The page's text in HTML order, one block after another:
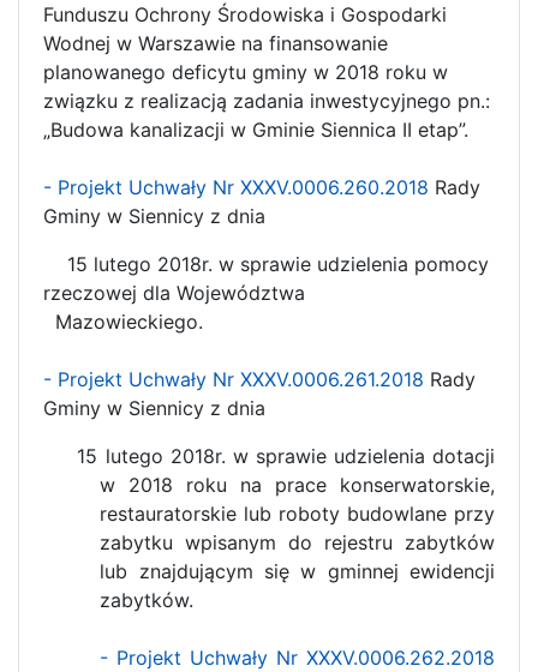
Funduszu Ochrony Środowiska i Gospodarki
Wodnej w Warszawie na finansowanie
planowanego deficytu gminy w 2018 roku w
związku z realizacją zadania inwestycyjnego pn.:
„Budowa kanalizacji w Gminie Siennica II etap”.
- Projekt Uchwały Nr XXXV.0006.260.2018 Rady
Gminy w Siennicy z dnia
15 lutego 2018r. w sprawie udzielenia pomocy
rzeczowej dla Województwa
Mazowieckiego.
- Projekt Uchwały Nr XXXV.0006.261.2018 Rady
Gminy w Siennicy z dnia
15 lutego 2018r. w sprawie udzielenia dotacji
w 2018 roku na prace konserwatorskie,
restauratorskie lub roboty budowlane przy
zabytku wpisanym do rejestru zabytków
lub znajdującym się w gminnej ewidencji
zabytków.
- Projekt Uchwały Nr XXXV.0006.262.2018